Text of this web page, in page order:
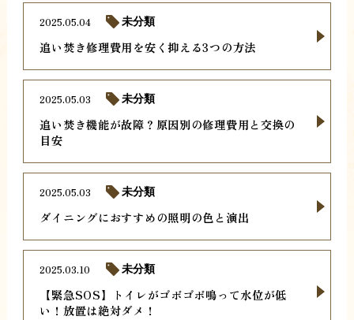
追い焚き修理費用を安く抑える3つの方法
2025.05.04 未分類
追い焚き機能が故障？原因別の修理費用と交換の
目安
2025.05.03 未分類
ダイニングにおすすめの照明の色と演出
2025.05.03 未分類
【緊急SOS】トイレがゴボゴボ鳴って水位が低
い！放置は絶対ダメ！
2025.03.10 未分類